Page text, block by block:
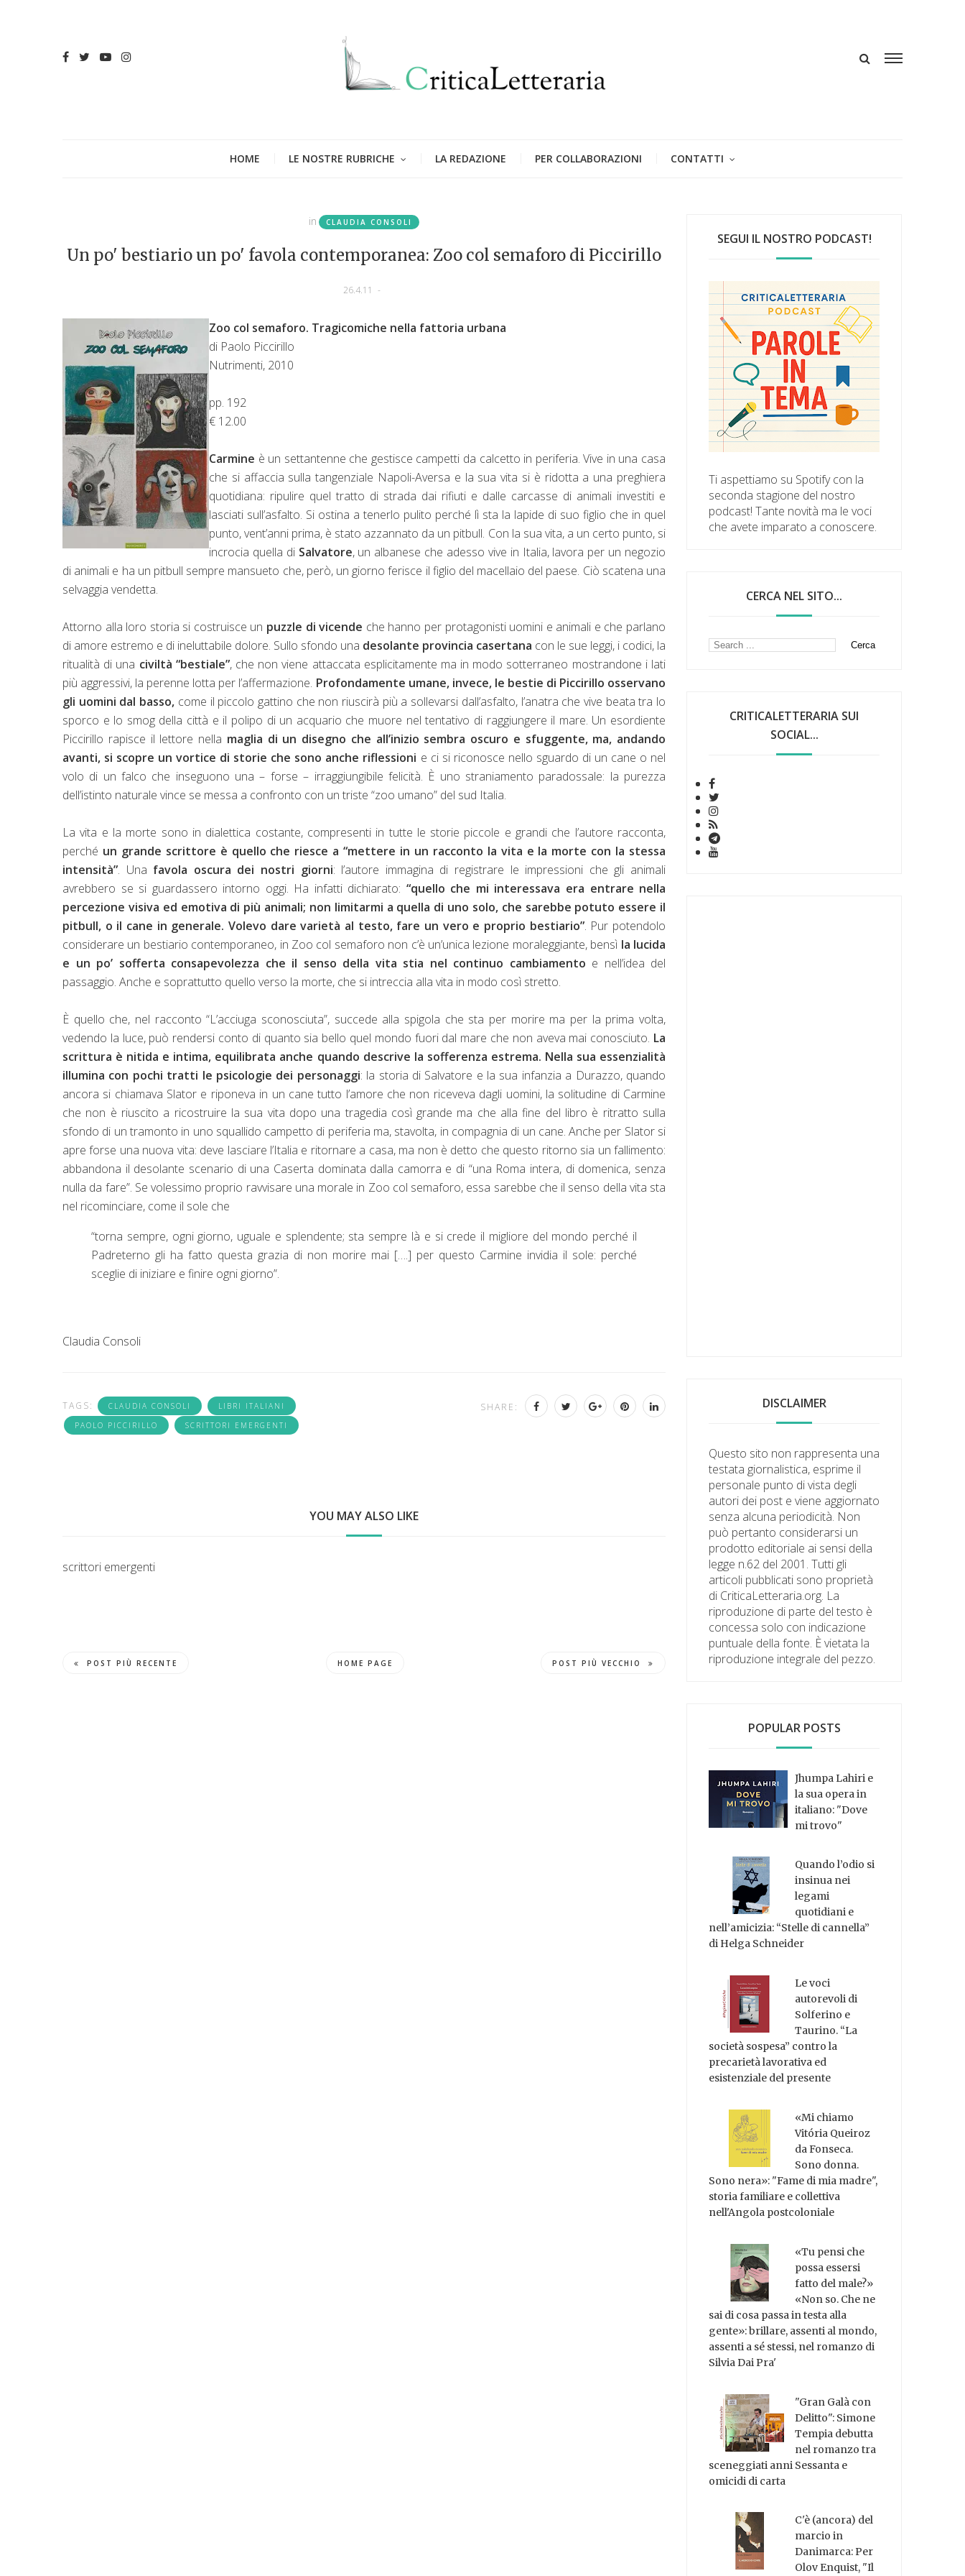
HOME LE NOSTRE RUBRICHE LA REDAZIONE PER COLLABORAZIONI CONTATTI
in CLAUDIA CONSOLI
Un po' bestiario un po' favola contemporanea: Zoo col semaforo di Piccirillo
26.4.11 -
Zoo col semaforo. Tragicomiche nella fattoria urbana
di Paolo Piccirillo
Nutrimenti, 2010
pp. 192
€ 12.00
Carmine è un settantenne che gestisce campetti da calcetto in periferia. Vive in una casa
che si affaccia sulla tangenziale Napoli-Aversa e la sua vita si è ridotta a una preghiera
quotidiana: ripulire quel tratto di strada dai rifiuti e dalle carcasse di animali investiti e
lasciati sull’asfalto. Si ostina a tenerlo pulito perché lì sta la lapide di suo figlio che in quel
punto, vent’anni prima, è stato azzannato da un pitbull. Con la sua vita, a un certo punto, si
incrocia quella di Salvatore, un albanese che adesso vive in Italia, lavora per un negozio
di animali e ha un pitbull sempre mansueto che, però, un giorno ferisce il figlio del macellaio del paese. Ciò scatena una
selvaggia vendetta.
Attorno alla loro storia si costruisce un puzzle di vicende che hanno per protagonisti uomini e animali e che parlano
di amore estremo e di ineluttabile dolore. Sullo sfondo una desolante provincia casertana con le sue leggi, i codici, la
ritualità di una civiltà “bestiale”, che non viene attaccata esplicitamente ma in modo sotterraneo mostrandone i lati
più aggressivi, la perenne lotta per l’affermazione. Profondamente umane, invece, le bestie di Piccirillo osservano
gli uomini dal basso, come il piccolo gattino che non riuscirà più a sollevarsi dall’asfalto, l’anatra che vive beata tra lo
sporco e lo smog della città e il polipo di un acquario che muore nel tentativo di raggiungere il mare. Un esordiente
Piccirillo rapisce il lettore nella maglia di un disegno che all’inizio sembra oscuro e sfuggente, ma, andando
avanti, si scopre un vortice di storie che sono anche riflessioni e ci si riconosce nello sguardo di un cane o nel
volo di un falco che inseguono una – forse – irraggiungibile felicità. È uno straniamento paradossale: la purezza
dell’istinto naturale vince se messa a confronto con un triste “zoo umano” del sud Italia.
La vita e la morte sono in dialettica costante, compresenti in tutte le storie piccole e grandi che l’autore racconta,
perché un grande scrittore è quello che riesce a “mettere in un racconto la vita e la morte con la stessa
intensità”. Una favola oscura dei nostri giorni: l’autore immagina di registrare le impressioni che gli animali
avrebbero se si guardassero intorno oggi. Ha infatti dichiarato: “quello che mi interessava era entrare nella
percezione visiva ed emotiva di più animali; non limitarmi a quella di uno solo, che sarebbe potuto essere il
pitbull, o il cane in generale. Volevo dare varietà al testo, fare un vero e proprio bestiario”. Pur potendolo
considerare un bestiario contemporaneo, in Zoo col semaforo non c’è un’unica lezione moraleggiante, bensì la lucida
e un po’ sofferta consapevolezza che il senso della vita stia nel continuo cambiamento e nell’idea del
passaggio. Anche e soprattutto quello verso la morte, che si intreccia alla vita in modo così stretto.
È quello che, nel racconto “L’acciuga sconosciuta”, succede alla spigola che sta per morire ma per la prima volta,
vedendo la luce, può rendersi conto di quanto sia bello quel mondo fuori dal mare che non aveva mai conosciuto. La
scrittura è nitida e intima, equilibrata anche quando descrive la sofferenza estrema. Nella sua essenzialità
illumina con pochi tratti le psicologie dei personaggi: la storia di Salvatore e la sua infanzia a Durazzo, quando
ancora si chiamava Slator e riponeva in un cane tutto l’amore che non riceveva dagli uomini, la solitudine di Carmine
che non è riuscito a ricostruire la sua vita dopo una tragedia così grande ma che alla fine del libro è ritratto sulla
sfondo di un tramonto in uno squallido campetto di periferia ma, stavolta, in compagnia di un cane. Anche per Slator si
apre forse una nuova vita: deve lasciare l’Italia e ritornare a casa, ma non è detto che questo ritorno sia un fallimento:
abbandona il desolante scenario di una Caserta dominata dalla camorra e di “una Roma intera, di domenica, senza
nulla da fare”. Se volessimo proprio ravvisare una morale in Zoo col semaforo, essa sarebbe che il senso della vita sta
nel ricominciare, come il sole che
“torna sempre, ogni giorno, uguale e splendente; sta sempre là e si crede il migliore del mondo perché il
Padreterno gli ha fatto questa grazia di non morire mai [….] per questo Carmine invidia il sole: perché
sceglie di iniziare e finire ogni giorno”.
Claudia Consoli
TAGS: CLAUDIA CONSOLI
LIBRI ITALIANI
PAOLO PICCIRILLO
SCRITTORI EMERGENTI
SHARE:
YOU MAY ALSO LIKE
scrittori emergenti
POST PIÙ RECENTE HOME PAGE POST PIÙ VECCHIO
SEGUI IL NOSTRO PODCAST!
Ti aspettiamo su Spotify con la
seconda stagione del nostro
podcast! Tante novità ma le voci
che avete imparato a conoscere.
CERCA NEL SITO...
CRITICALETTERARIA SUI
SOCIAL...
DISCLAIMER
Questo sito non rappresenta una
testata giornalistica, esprime il
personale punto di vista degli
autori dei post e viene aggiornato
senza alcuna periodicità. Non
può pertanto considerarsi un
prodotto editoriale ai sensi della
legge n.62 del 2001. Tutti gli
articoli pubblicati sono proprietà
di CriticaLetteraria.org. La
riproduzione di parte del testo è
concessa solo con indicazione
puntuale della fonte. È vietata la
riproduzione integrale del pezzo.
POPULAR POSTS
Jhumpa Lahiri e
la sua opera in
italiano: "Dove
mi trovo"
Quando l’odio si
insinua nei
legami
quotidiani e
nell’amicizia: “Stelle di cannella”
di Helga Schneider
Le voci
autorevoli di
Solferino e
Taurino. “La
società sospesa” contro la
precarietà lavorativa ed
esistenziale del presente
«Mi chiamo
Vitória Queiroz
da Fonseca.
Sono donna.
Sono nera»: "Fame di mia madre",
storia familiare e collettiva
nell'Angola postcoloniale
«Tu pensi che
possa essersi
fatto del male?»
«Non so. Che ne
sai di cosa passa in testa alla
gente»: brillare, assenti al mondo,
assenti a sé stessi, nel romanzo di
Silvia Dai Pra'
"Gran Galà con
Delitto": Simone
Tempia debutta
nel romanzo tra
sceneggiati anni Sessanta e
omicidi di carta
C'è (ancora) del
marcio in
Danimarca: Per
Olov Enquist, "Il